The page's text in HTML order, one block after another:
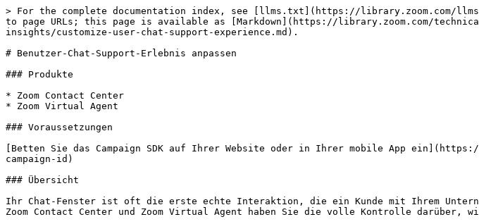
> For the complete documentation index, see [llms.txt](https://library.zoom.com/
to page URLs; this page is available as [Markdown](https://library.zoom.com/
insights/customize-user-chat-support-experience.md).
# Benutzer-Chat-Support-Erlebnis anpassen
### Produkte
* Zoom Contact Center
* Zoom Virtual Agent
### Voraussetzungen
[Betten Sie das Campaign SDK auf Ihrer Website oder in Ihrer mobile App
campaign-id)
### Übersicht
Ihr Chat-Fenster ist oft die erste echte Interaktion, die ein Kunde mit Ihrem
Zoom Contact Center und Zoom Virtual Agent haben Sie die volle Kontrolle